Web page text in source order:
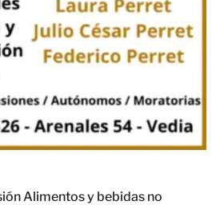
Alimentos y bebidas no